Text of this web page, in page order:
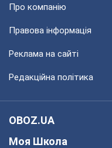
Про компанію
Правова інформація
Реклама на сайті
Редакційна політика
OBOZ.UA
Моя Школа